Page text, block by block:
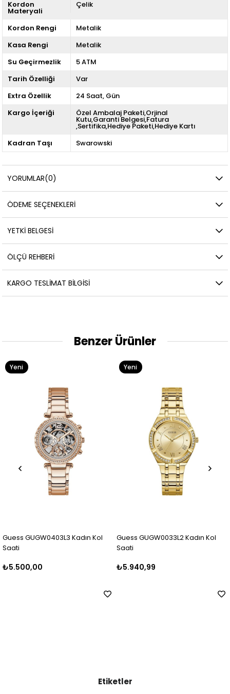
Kordon
Materyali
Çelik
Kordon Rengi
Metalik
Kasa Rengi
Metalik
Su Geçirmezlik
5 ATM
Tarih Özelliği
Var
Extra Özellik
24 Saat Gün
Kargo İçeriği
Özel Ambalaj Paketi,Orjinal
Kutu,Garanti Belgesi,Fatura
,Sertifika,Hediye Paketi,Hediye Kartı
Kadran Taşı
Swarowski
YORUMLAR(0)
ÖDEME SEÇENEKLERI
YETKİ BELGESİ
ÖLÇÜ REHBERI
KARGO TESLIMAT BILGISI
Benzer Ürünler
Kadın Kol
Guess GUGW0033L2 Kadın Kol
Guess
Etiketler